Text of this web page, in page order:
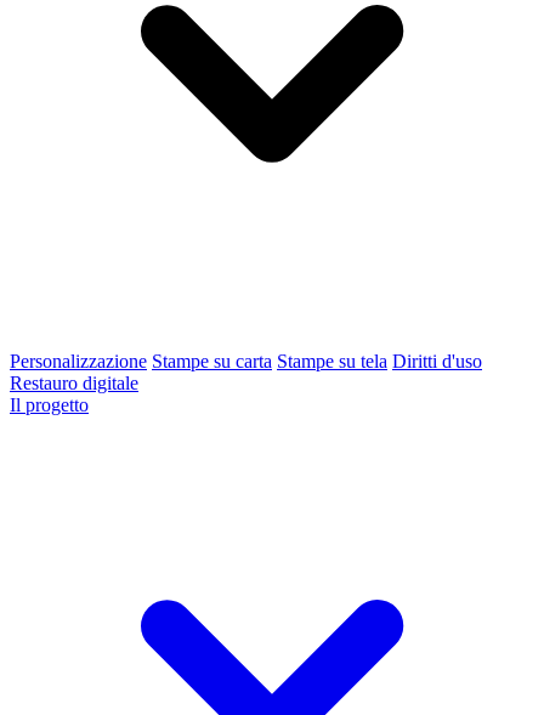
Personalizzazione Stampe su carta Stampe su tela Diritti d'uso
Restauro digitale
Il progetto